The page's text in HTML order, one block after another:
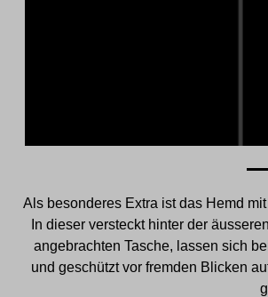
Als besonderes Extra ist das Hemd
In dieser versteckt hinter der
angebrachten Tasche, lassen sich
und geschützt vor fremden Blicken